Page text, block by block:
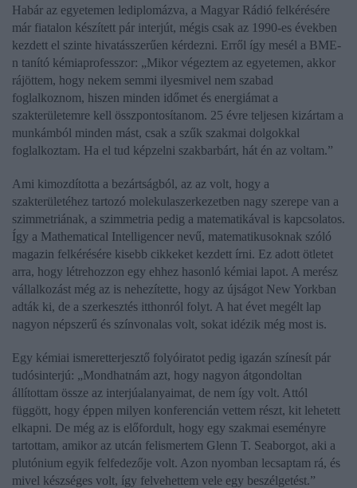
Habár az egyetemen lediplomázva, a Magyar Rádió felkérésére
már fiatalon készített pár interjút, mégis csak az 1990-es években
kezdett el szinte hivatásszerűen kérdezni. Erről így mesél a BME-
n tanító kémiaprofesszor: „Mikor végeztem az egyetemen, akkor
rájöttem, hogy nekem semmi ilyesmivel nem szabad
foglalkoznom, hiszen minden időmet és energiámat a
szakterületemre kell összpontosítanom. 25 évre teljesen kizártam a
munkámból minden mást, csak a szűk szakmai dolgokkal
foglalkoztam. Ha el tud képzelni szakbarbárt, hát én az voltam.”
Ami kimozdította a bezártságból, az az volt, hogy a
szakterületéhez tartozó molekulaszerkezetben nagy szerepe van a
szimmetriának, a szimmetria pedig a matematikával is kapcsolatos.
Így a Mathematical Intelligencer nevű, matematikusoknak szóló
magazin felkérésére kisebb cikkeket kezdett írni. Ez adott ötletet
arra, hogy létrehozzon egy ehhez hasonló kémiai lapot. A merész
vállalkozást még az is nehezítette, hogy az újságot New Yorkban
adták ki, de a szerkesztés itthonról folyt. A hat évet megélt lap
nagyon népszerű és színvonalas volt, sokat idézik még most is.
Egy kémiai ismeretterjesztő folyóiratot pedig igazán színesít pár
tudósinterjú: „Mondhatnám azt, hogy nagyon átgondoltan
állítottam össze az interjúalanyaimat, de nem így volt. Attól
függött, hogy éppen milyen konferencián vettem részt, kit lehetett
elkapni. De még az is előfordult, hogy egy szakmai eseményre
tartottam, amikor az utcán felismertem Glenn T. Seaborgot, aki a
plutónium egyik felfedezője volt. Azon nyomban lecsaptam rá, és
mivel készséges volt, így felvehettem vele egy beszélgetést.”